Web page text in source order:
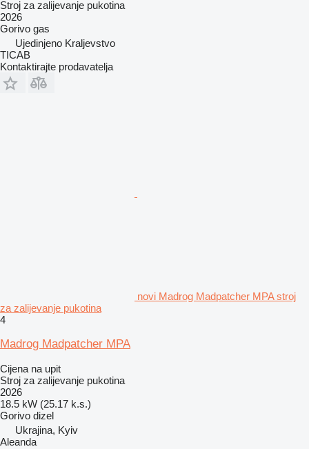
Stroj za zalijevanje pukotina
2026
Gorivo gas
Ujedinjeno Kraljevstvo
TICAB
Kontaktirajte prodavatelja
novi Madrog Madpatcher MPA stroj
za zalijevanje pukotina
4
Madrog Madpatcher MPA
Cijena na upit
Stroj za zalijevanje pukotina
2026
18.5 kW (25.17 k.s.)
Gorivo dizel
Ukrajina, Kyiv
Aleanda